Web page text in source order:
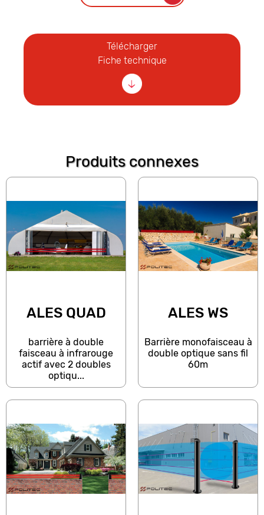
Télécharger
Fiche technique
Produits connexes
ALES QUAD
barrière à double
faisceau à infrarouge
actif avec 2 doubles
optiqu...
ALES WS
Barrière monofaisceau à
double optique sans fil
60m